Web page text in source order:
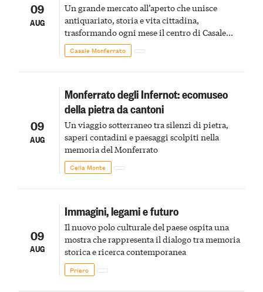
09
AUG
Un grande mercato all’aperto che unisce
antiquariato, storia e vita cittadina,
trasformando ogni mese il centro di Casale
Monferrato in un luogo di scoperta e racconto
Casale Monferrato
09
AUG
Monferrato degli Infernot: ecomuseo
della pietra da cantoni
Un viaggio sotterraneo tra silenzi di pietra,
saperi contadini e paesaggi scolpiti nella
memoria del Monferrato
Cella Monte
09
AUG
Immagini, legami e futuro
Il nuovo polo culturale del paese ospita una
mostra che rappresenta il dialogo tra memoria
storica e ricerca contemporanea
Priero